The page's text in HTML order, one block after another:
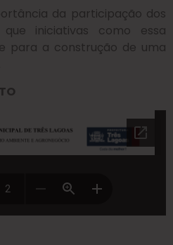
da participação dos
iniciativas como essa
para a construção de uma